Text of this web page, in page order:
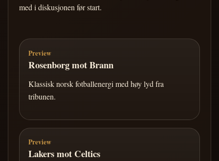
med i diskusjonen før start.
Preview
Rosenborg mot Brann
Klassisk norsk fotballenergi med høy lyd fra
tribunen.
Preview
Lakers mot Celtics